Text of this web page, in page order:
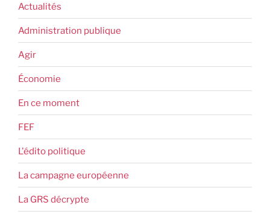
Actualités
Administration publique
Agir
Économie
En ce moment
FEF
L'édito politique
La campagne européenne
La GRS décrypte